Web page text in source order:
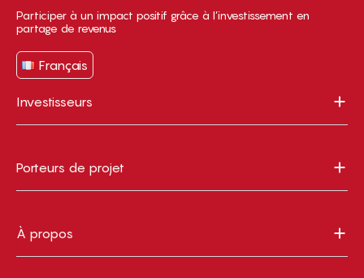
Participer à un impact positif grâce à l’investissement en
partage de revenus
Français
Investisseurs
Porteurs de projet
À propos